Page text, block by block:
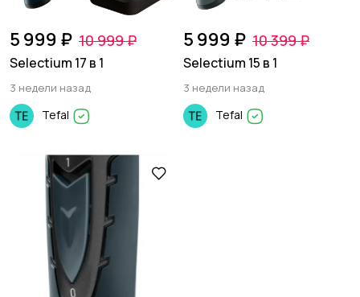
5 999 ₽ 10 999 ₽
Selectium 17 в 1
3 недели назад
Tefal
5 999 ₽ 10 399 ₽
Selectium 15 в 1
3 недели назад
Tefal